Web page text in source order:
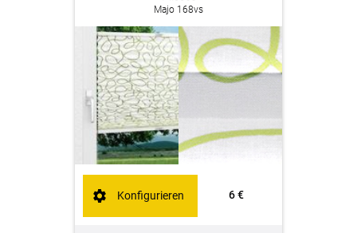
Majo 168vs
6 €
Konfigurieren